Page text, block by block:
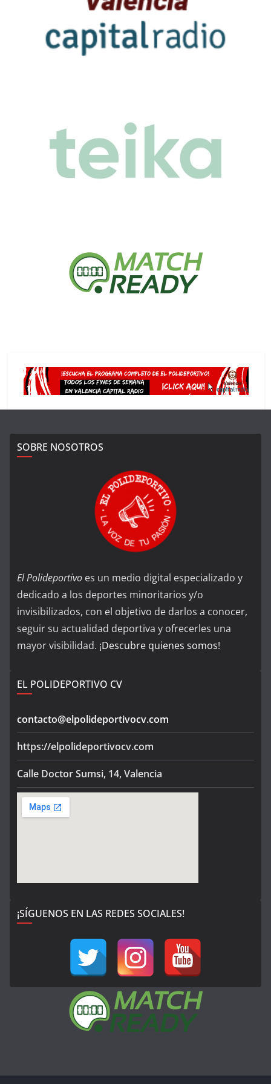
SOBRE NOSOTROS
El Polideportivo es un medio digital especializado y
dedicado a los deportes minoritarios y/o
invisibilizados, con el objetivo de darlos a conocer,
seguir su actualidad deportiva y ofrecerles una
mayor visibilidad. ¡Descubre quienes somos!
EL POLIDEPORTIVO CV
contacto@elpolideportivocv.com
https://elpolideportivocv.com
Calle Doctor Sumsi, 14, Valencia
¡SÍGUENOS EN LAS REDES SOCIALES!